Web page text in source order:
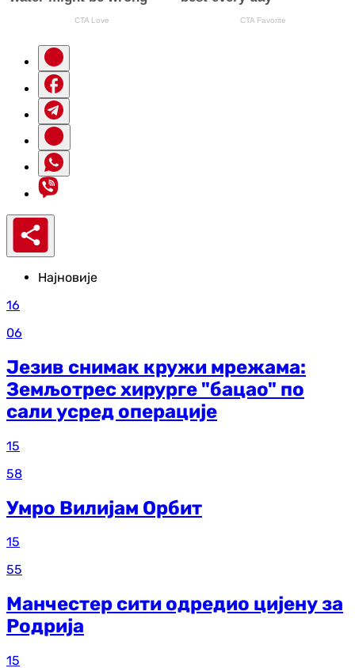
Најновије
16
06
Језив снимак кружи мрежама:
Земљотрес хирурге "бацао" по
сали усред операције
15
58
Умро Вилијам Орбит
15
55
Манчестер сити одредио цијену за
Родрија
15